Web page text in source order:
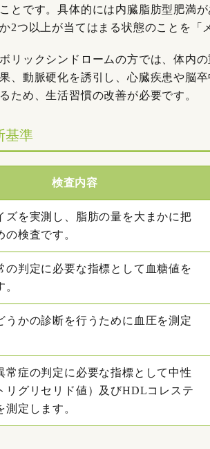
とです。具体的には内臓脂肪型肥満
2つ以上が当てはまる状態のことを「
ボリックシンドロームの方では、体内
、動脈硬化を誘引し、心臓疾患や脳
ため、生活習慣の改善が必要です。
基準
検査内容
ズを実測し、脂肪の量を大まかに把
の検査です。
の判定に必要な指標として血糖値を
うかの診断を行うために血圧を測定
常症の判定に必要な指標として中性
リグリセリド値）及びHDLコレステ
測定します。